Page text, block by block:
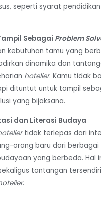
seperti syarat
Sebagai Problem
kebutuhan tamu yang
dinamika dan
hotelier. Kamu tidak
dituntut untuk tampil
yang bijaksana.
dan Literasi Budaya
tidak terlepas dari
orang baru dari
yang berbeda. Hal
tantangan
.